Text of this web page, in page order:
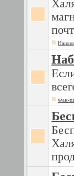
Фан-